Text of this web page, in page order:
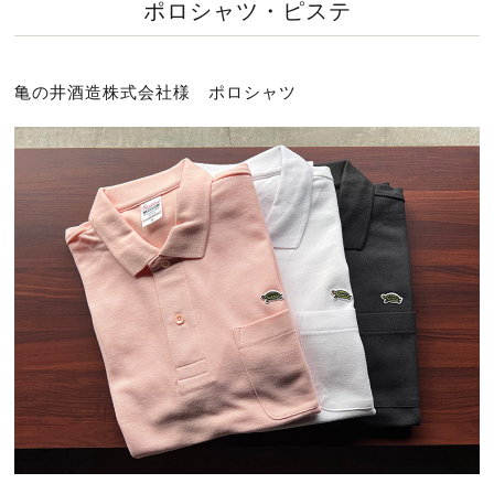
ポロシャツ・ピステ
亀の井酒造株式会社様 ポロシャツ